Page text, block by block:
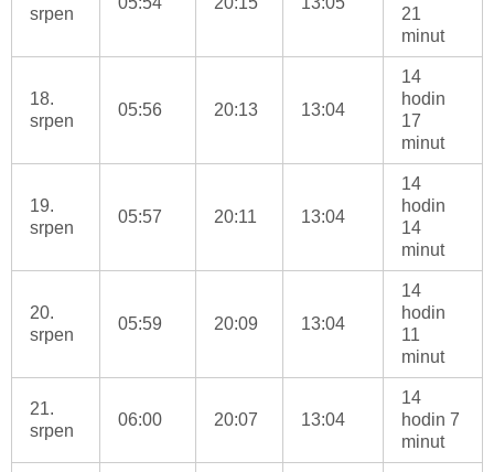
srpen
21
minut
18.
srpen
05:56 20:13 13:04
14
hodin
17
minut
19.
srpen
05:57 20:11 13:04
14
hodin
14
minut
20.
srpen
05:59 20:09 13:04
14
hodin
11
minut
21.
srpen
06:00 20:07 13:04
14
hodin 7
minut